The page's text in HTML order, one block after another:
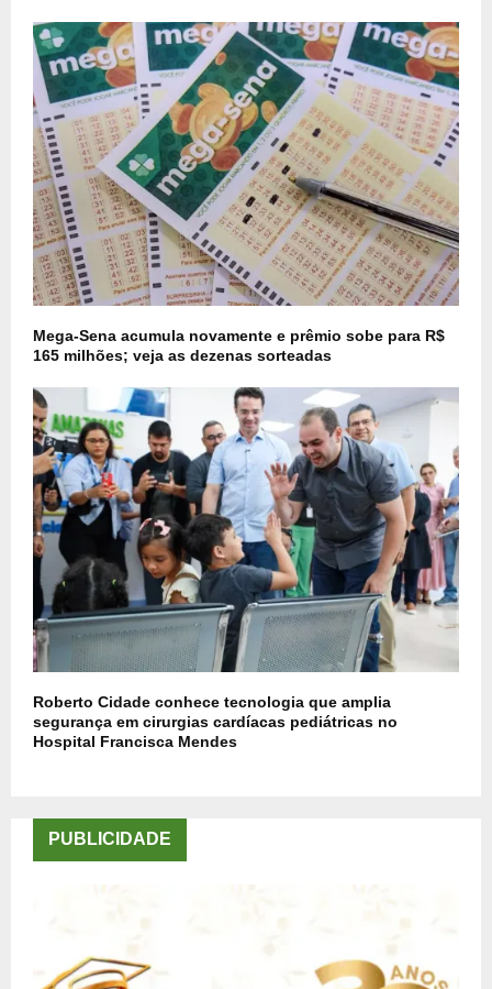
Mega-Sena acumula novamente e prêmio sobe para R$
165 milhões; veja as dezenas sorteadas
Roberto Cidade conhece tecnologia que amplia
segurança em cirurgias cardíacas pediátricas no
Hospital Francisca Mendes
PUBLICIDADE